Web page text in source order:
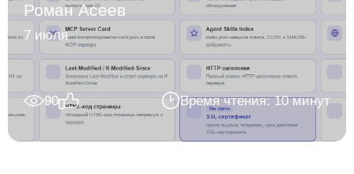
Роман Асеев
7 июля
90 Время чтения: 10 минут